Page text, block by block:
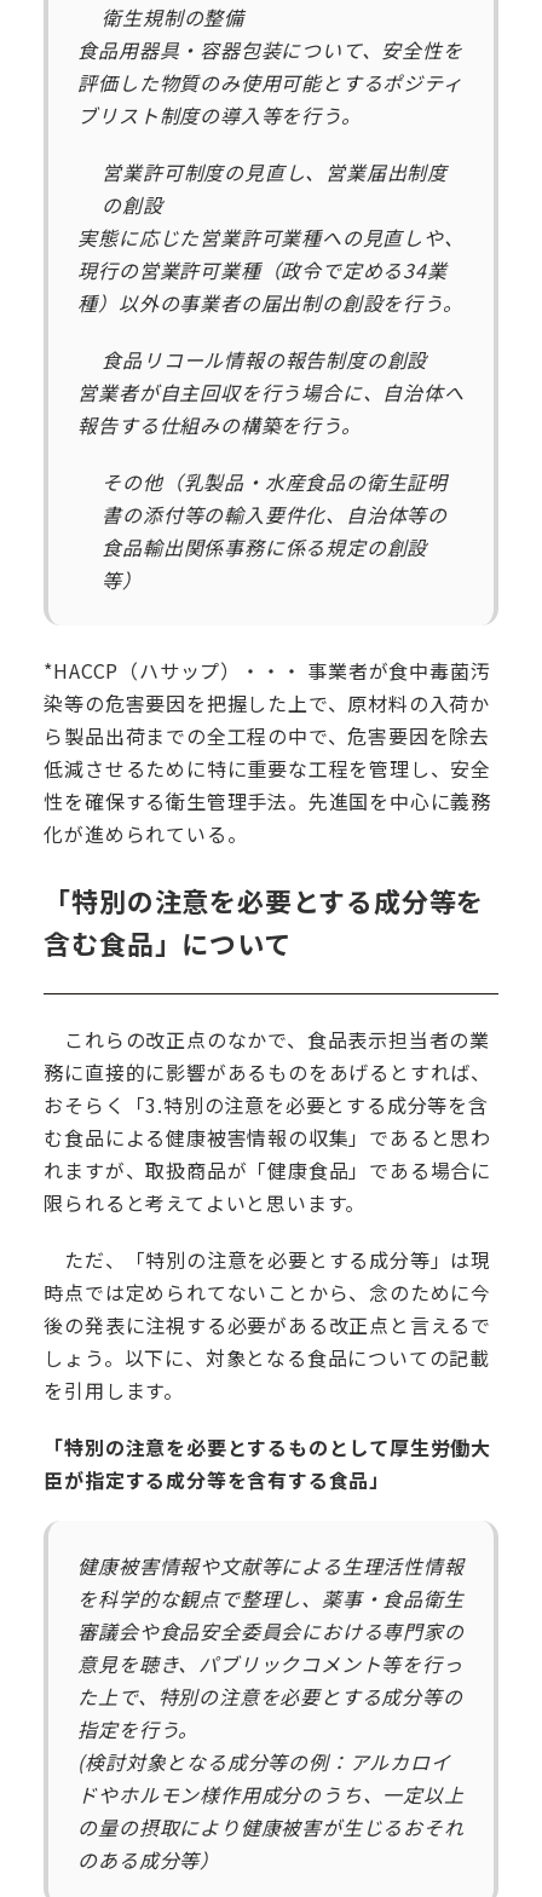
衛生規制の整備
食品用器具・容器包装について、安全性を
評価した物質のみ使用可能とするポジティ
ブリスト制度の導入等を行う。
営業許可制度の見直し、営業届出制度
の創設
実態に応じた営業許可業種への見直しや、
現行の営業許可業種（政令で定める34業
種）以外の事業者の届出制の創設を行う。
食品リコール情報の報告制度の創設
営業者が自主回収を行う場合に、自治体へ
報告する仕組みの構築を行う。
その他（乳製品・水産食品の衛生証明
書の添付等の輸入要件化、自治体等の
食品輸出関係事務に係る規定の創設
等）
*HACCP（ハサップ）・・・ 事業者が食中毒菌汚
染等の危害要因を把握した上で、原材料の入荷か
ら製品出荷までの全工程の中で、危害要因を除去
低減させるために特に重要な工程を管理し、安全
性を確保する衛生管理手法。先進国を中心に義務
化が進められている。
「特別の注意を必要とする成分等を
含む食品」について
これらの改正点のなかで、食品表示担当者の業
務に直接的に影響があるものをあげるとすれば、
おそらく「3.特別の注意を必要とする成分等を含
む食品による健康被害情報の収集」であると思わ
れますが、取扱商品が「健康食品」である場合に
限られると考えてよいと思います。
ただ、「特別の注意を必要とする成分等」は現
時点では定められてないことから、念のために今
後の発表に注視する必要がある改正点と言えるで
しょう。以下に、対象となる食品についての記載
を引用します。
「特別の注意を必要とするものとして厚生労働大
臣が指定する成分等を含有する食品」
健康被害情報や文献等による生理活性情報
を科学的な観点で整理し、薬事・食品衛生
審議会や食品安全委員会における専門家の
意見を聴き、パブリックコメント等を行っ
た上で、特別の注意を必要とする成分等の
指定を行う。
(検討対象となる成分等の例：アルカロイ
ドやホルモン様作用成分のうち、一定以上
の量の摂取により健康被害が生じるおそれ
のある成分等）